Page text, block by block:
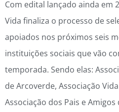
Com edital lançado ainda em
Vida finaliza o processo de
apoiados nos próximos seis
instituições sociais que vão
temporada. Sendo elas:
de Arcoverde, Associação
Associação dos Pais e